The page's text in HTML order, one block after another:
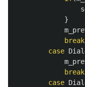
}
break
case
break
case